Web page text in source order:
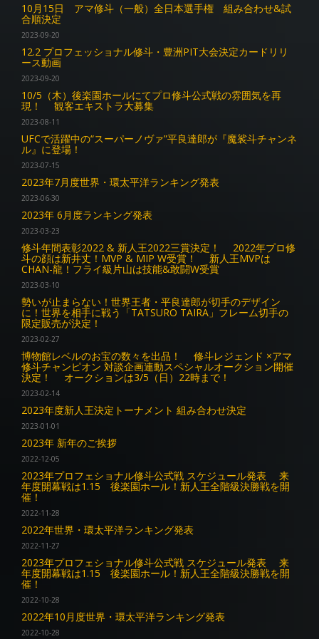
10月15日 アマ修斗（一般）全日本選手権 組み合わせ&試
合順決定
2023-09-20
12.2 プロフェッショナル修斗・豊洲PIT大会決定カードリリ
ース動画
2023-09-20
10/5（木）後楽園ホールにてプロ修斗公式戦の雰囲気を再
現！ 観客エキストラ大募集
2023-08-11
UFCで活躍中の“スーパーノヴァ”平良達郎が『魔裟斗チャンネ
ル』に登場！
2023-07-15
2023年7月度世界・環太平洋ランキング発表
2023-06-30
2023年 6月度ランキング発表
2023-03-23
修斗年間表彰2022 & 新人王2022三賞決定！ 2022年プロ修
斗の顔は新井丈！MVP & MIP W受賞！ 新人王MVPは
CHAN-龍！フライ級片山は技能&敢闘W受賞
2023-03-10
勢いが止まらない！世界王者・平良達郎が切手のデザイン
に！世界を相手に戦う「TATSURO TAIRA」フレーム切手の
限定販売が決定！
2023-02-27
博物館レベルのお宝の数々を出品！ 修斗レジェンド ×アマ
修斗チャンピオン 対談企画連動スペシャルオークション開催
決定！ オークションは3/5（日）22時まで！
2023-02-14
2023年度新人王決定トーナメント 組み合わせ決定
2023-01-01
2023年 新年のご挨拶
2022-12-05
2023年プロフェショナル修斗公式戦 スケジュール発表 来
年度開幕戦は1.15 後楽園ホール！新人王全階級決勝戦を開
催！
2022-11-28
2022年世界・環太平洋ランキング発表
2022-11-27
2023年プロフェショナル修斗公式戦 スケジュール発表 来
年度開幕戦は1.15 後楽園ホール！新人王全階級決勝戦を開
催！
2022-10-28
2022年10月度世界・環太平洋ランキング発表
2022-10-28